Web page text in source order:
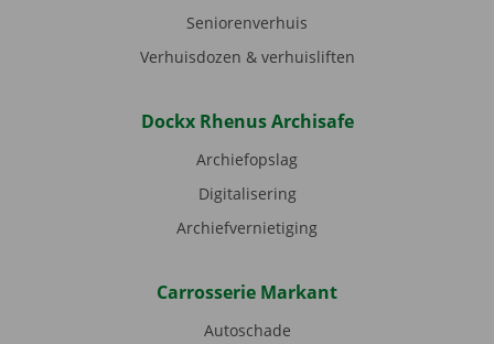
Seniorenverhuis
Verhuisdozen & verhuisliften
Dockx Rhenus Archisafe
Archiefopslag
Digitalisering
Archiefvernietiging
Carrosserie Markant
Autoschade